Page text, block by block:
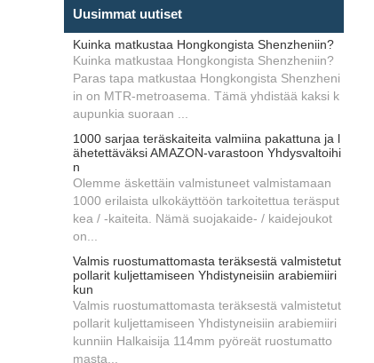
Uusimmat uutiset
Kuinka matkustaa Hongkongista Shenzheniin?
Kuinka matkustaa Hongkongista Shenzheniin?
Paras tapa matkustaa Hongkongista Shenzheni
in on MTR-metroasema. Tämä yhdistää kaksi k
aupunkia suoraan ...
1000 sarjaa teräskaiteita valmiina pakattuna ja l
ähetettäväksi AMAZON-varastoon Yhdysvaltoihi
n
Olemme äskettäin valmistuneet valmistamaan
1000 erilaista ulkokäyttöön tarkoitettua teräsput
kea / -kaiteita. Nämä suojakaide- / kaidejoukot
on...
Valmis ruostumattomasta teräksestä valmistetut
pollarit kuljettamiseen Yhdistyneisiin arabiemiiri
kun
Valmis ruostumattomasta teräksestä valmistetut
pollarit kuljettamiseen Yhdistyneisiin arabiemiiri
kunniin Halkaisija 114mm pyöreät ruostumatto
masta...